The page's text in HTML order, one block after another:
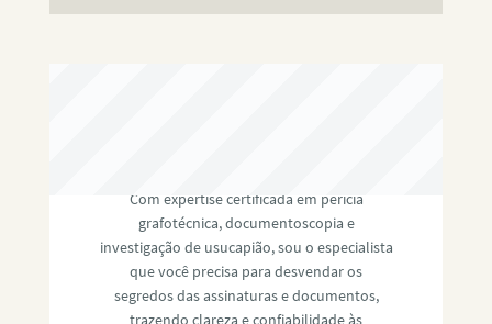
Com expertise certificada em perícia
grafotécnica, documentoscopia e
investigação de usucapião, sou o especialista
que você precisa para desvendar os
segredos das assinaturas e documentos,
trazendo clareza e confiabilidade às